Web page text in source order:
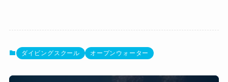
ダイビングスクール オープンウォーター